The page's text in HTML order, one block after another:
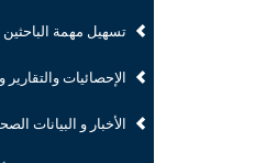
تسهيل مهمة الباحثين
الإحصائيات
الأخبار و البيانات